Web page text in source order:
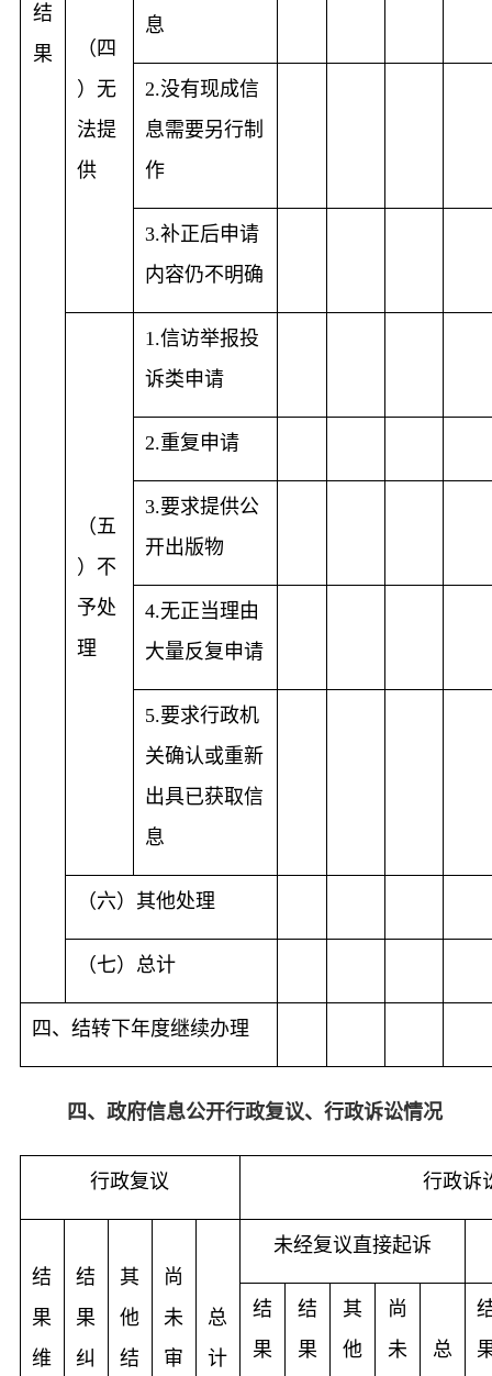
结
果
（四
）无
法提
供
息
2.没有现成信
息需要另行制
作
3.补正后申请
内容仍不明确
（五
）不
予处
理
1.信访举报投
诉类申请
2.重复申请
3.要求提供公
开出版物
4.无正当理由
大量反复申请
5.要求行政机
关确认或重新
出具已获取信
息
（六）其他处理
（七）总计
四、结转下年度继续办理
四、政府信息公开行政复议、行政诉讼情况
行政复议 行政诉
结
果
维
结
果
纠
其
他
结
尚
未
审
总
计
未经复议直接起诉
结
果
结
果
其
他
尚
未
总